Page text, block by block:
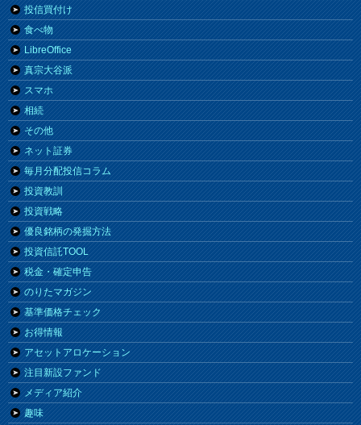
投信買付け
食べ物
LibreOffice
真宗大谷派
スマホ
相続
その他
ネット証券
毎月分配投信コラム
投資教訓
投資戦略
優良銘柄の発掘方法
投資信託TOOL
税金・確定申告
のりたマガジン
基準価格チェック
お得情報
アセットアロケーション
注目新設ファンド
メディア紹介
趣味